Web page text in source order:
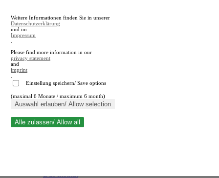
A
A
Suche schließen
Weitere Informationen finden Sie in unserer
Datenschutzerklärung
und im
Impressum
Please find more information in our
privacy statement
and
imprint
Einstellung speichern/ Save options
(maximal 6 Monate / maximum 6 month)
Auswahl erlauben/ Allow selection
Alle zulassen/ Allow all